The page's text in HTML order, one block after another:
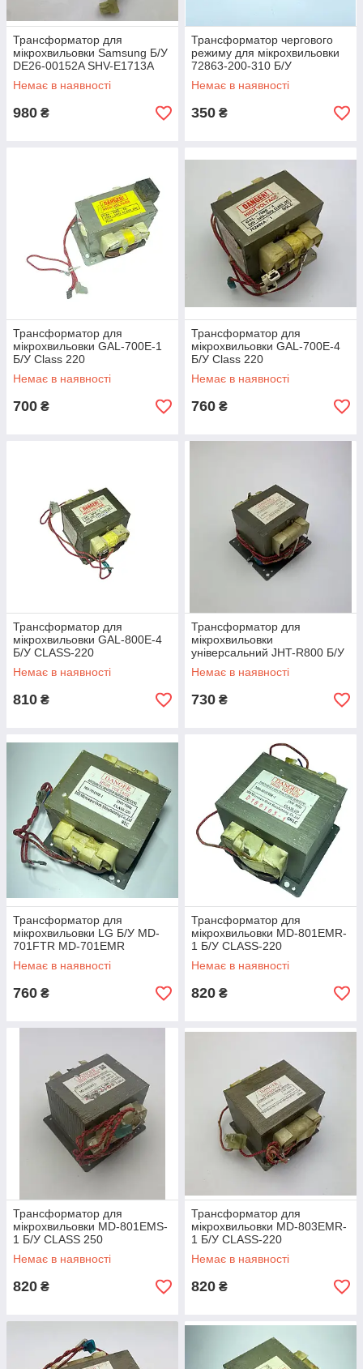
Трансформатор для
мікрохвильовки Samsung Б/У
DE26-00152A SHV-E1713A
Немає в наявності
980 ₴
Трансформатор чергового
режиму для мікрохвильовки
72863-200-310 Б/У
DY616STC
Немає в наявності
350 ₴
Трансформатор для
мікрохвильовки GAL-700E-1
Б/У Class 220
Немає в наявності
700 ₴
Трансформатор для
мікрохвильовки GAL-700E-4
Б/У Class 220
Немає в наявності
760 ₴
Трансформатор для
мікрохвильовки GAL-800E-4
Б/У CLASS-220
Немає в наявності
810 ₴
Трансформатор для
мікрохвильовки
універсальний JHT-R800 Б/У
Class200
Немає в наявності
730 ₴
Трансформатор для
мікрохвильовки LG Б/У MD-
701FTR MD-701EMR
Немає в наявності
760 ₴
Трансформатор для
мікрохвильовки MD-801EMR-
1 Б/У CLASS-220
Немає в наявності
820 ₴
Трансформатор для
мікрохвильовки MD-801EMS-
1 Б/У CLASS 250
Немає в наявності
820 ₴
Трансформатор для
мікрохвильовки MD-803EMR-
1 Б/У CLASS-220
Немає в наявності
820 ₴